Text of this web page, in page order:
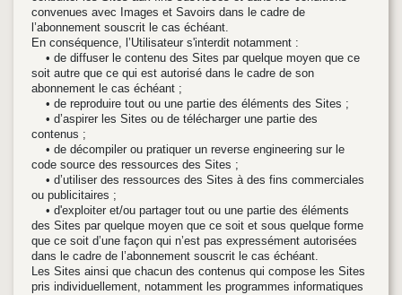
convenues avec Images et Savoirs dans le cadre de
l’abonnement souscrit le cas échéant.
En conséquence, l’Utilisateur s'interdit notamment :
• de diffuser le contenu des Sites par quelque moyen que ce
soit autre que ce qui est autorisé dans le cadre de son
abonnement le cas échéant ;
• de reproduire tout ou une partie des éléments des Sites ;
• d’aspirer les Sites ou de télécharger une partie des
contenus ;
• de décompiler ou pratiquer un reverse engineering sur le
code source des ressources des Sites ;
• d’utiliser des ressources des Sites à des fins commerciales
ou publicitaires ;
• d'exploiter et/ou partager tout ou une partie des éléments
des Sites par quelque moyen que ce soit et sous quelque forme
que ce soit d’une façon qui n’est pas expressément autorisées
dans le cadre de l’abonnement souscrit le cas échéant.
Les Sites ainsi que chacun des contenus qui compose les Sites
pris individuellement, notamment les programmes informatiques